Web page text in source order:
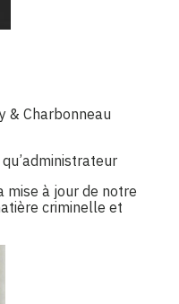
& Charbonneau
mise à jour de notre
criminelle et